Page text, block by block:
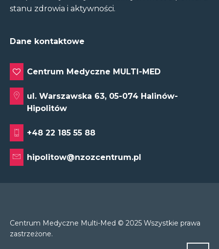
stanu zdrowia i aktywności.
Dane kontaktowe
Centrum Medyczne MULTI-MED
ul. Warszawska 63, 05-074 Halinów-
Hipolitów
+48 22 185 55 88
hipolitow@nzozcentrum.pl
Centrum Medyczne Multi-Med © 2025 Wszystkie prawa
zastrzeżone.